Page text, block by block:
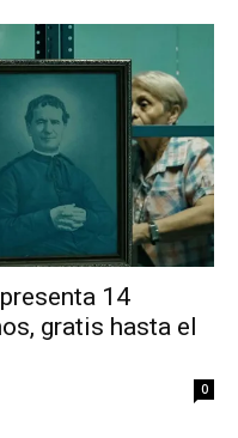
14
gratis hasta el
0